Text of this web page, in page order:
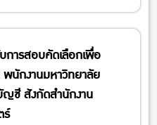
การสอบคัดเลือกเพื่อ
พนักงานมหาวิทยาลัย
ญชี สังกัดสำนักงาน
ร์